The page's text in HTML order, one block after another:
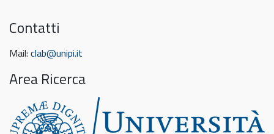
Contatti
Mail: clab@unipi.it
Area Ricerca